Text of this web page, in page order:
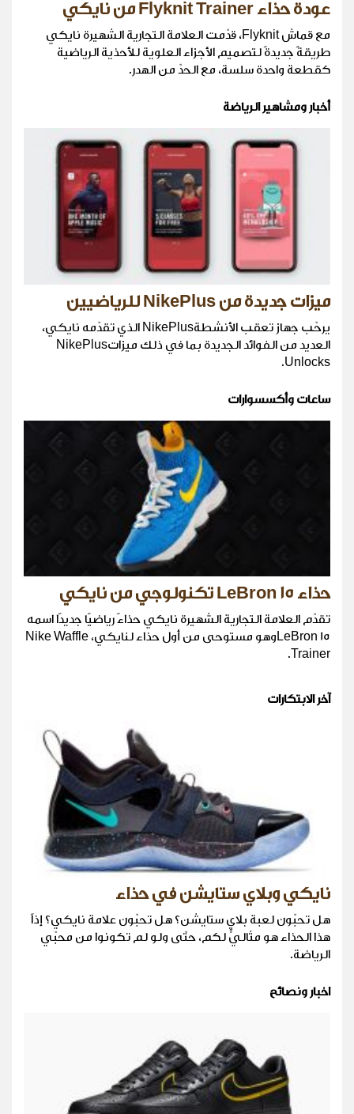
عودة حذاء Flyknit Trainer من نايكي
مع قماش Flyknit، قدّمت العلامة التجارية الشهيرة نايكي
طريقةً جديدةً لتصميم الأجزاء العلوية للأحذية الرياضية
كقطعة واحدة سلسة، مع الحدّ من الهدر.
أخبار ومشاهير الرياضة
ميزات جديدة من NikePlus للرياضيين
يرحّب جهاز تعقب الأنشطةNikePlus الذي تقدّمه نايكي،
العديد من الفوائد الجديدة بما في ذلك ميزاتNikePlus
Unlocks.
ساعات وأكسسوارات
حذاء LeBron 15 تكنولوجي من نايكي
تقدّم العلامة التجارية الشهيرة نايكي حذاءً رياضيًا جديدًا اسمه
LeBron 15وهو مستوحى من أول حذاء لنايكي، Nike Waffle
Trainer.
آخر الابتكارات
نايكي وبلاي ستايشن في حذاء
هل تحبّون لعبة بلاي ستايشن؟ هل تحبّون علامة نايكي؟ إذاً
هذا الحذاء هو مثاليٌّ لكم، حتّى ولو لم تكونوا من محبّي
الرياضة.
اخبار ونصائح